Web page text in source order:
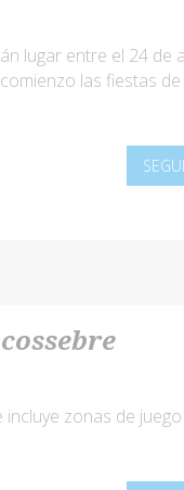
lugar entre el 24 de
las fiestas
zonas de